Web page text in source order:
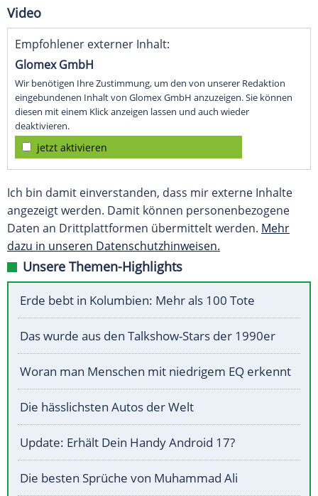
Video
Empfohlener externer Inhalt:
Glomex GmbH
Wir benötigen Ihre Zustimmung, um den von unserer Redaktion
eingebundenen Inhalt von Glomex GmbH anzuzeigen. Sie können
diesen mit einem Klick anzeigen lassen und auch wieder
deaktivieren.
jetzt aktivieren
Ich bin damit einverstanden, dass mir externe Inhalte
angezeigt werden. Damit können personenbezogene
Daten an Drittplattformen übermittelt werden. Mehr
dazu in unseren Datenschutzhinweisen.
Unsere Themen-Highlights
Erde bebt in Kolumbien: Mehr als 100 Tote
Das wurde aus den Talkshow-Stars der 1990er
Woran man Menschen mit niedrigem EQ erkennt
Die hässlichsten Autos der Welt
Update: Erhält Dein Handy Android 17?
Die besten Sprüche von Muhammad Ali